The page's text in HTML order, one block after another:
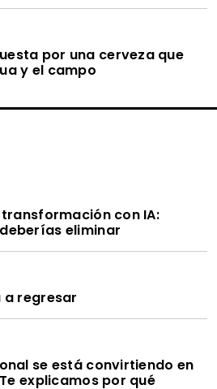
por una cerveza que
y el campo
con IA:
eliminar
a regresar
se está convirtiendo en
explicamos por qué